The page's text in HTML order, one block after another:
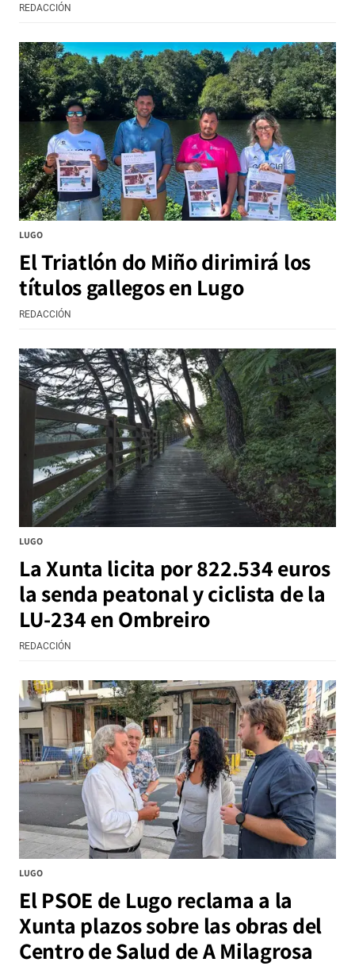
REDACCIÓN
LUGO
El Triatlón do Miño dirimirá los
títulos gallegos en Lugo
REDACCIÓN
LUGO
La Xunta licita por 822.534 euros
la senda peatonal y ciclista de la
LU-234 en Ombreiro
REDACCIÓN
LUGO
El PSOE de Lugo reclama a la
Xunta plazos sobre las obras del
Centro de Salud de A Milagrosa